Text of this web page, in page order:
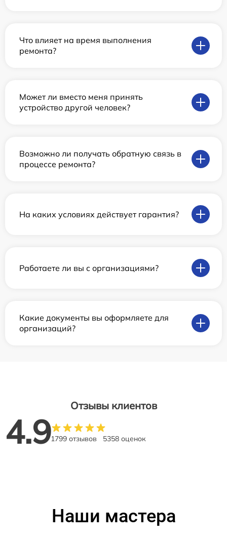
Что влияет на время выполнения
ремонта?
Может ли вместо меня принять
устройство другой человек?
Возможно ли получать обратную связь в
процессе ремонта?
На каких условиях действует гарантия?
Работаете ли вы с организациями?
Какие документы вы оформляете для
организаций?
Отзывы клиентов
4.91799 отзывов 5358 оценок
Наши мастера